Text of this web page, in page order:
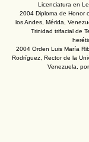
Licenciatura en
2004 Diploma de Honor
los Andes, Mérida,
Trinidad trifacial de
2004 Orden Luis María
Rodríguez, Rector de la
Venezuela,